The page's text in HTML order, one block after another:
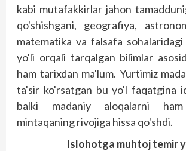
kabi mutafakkirlar jahon
qo'shishgani, geografiya,
matematika va falsafa
yo'li orqali tarqalgan bilimlar
ham tarixdan ma'lum. Yurtimiz
ta'sir ko'rsatgan bu yo'l faqatgina
balki madaniy aloqalarni
mintaqaning rivojiga hissa qo'shdi.
Islohotga muhtoj temir